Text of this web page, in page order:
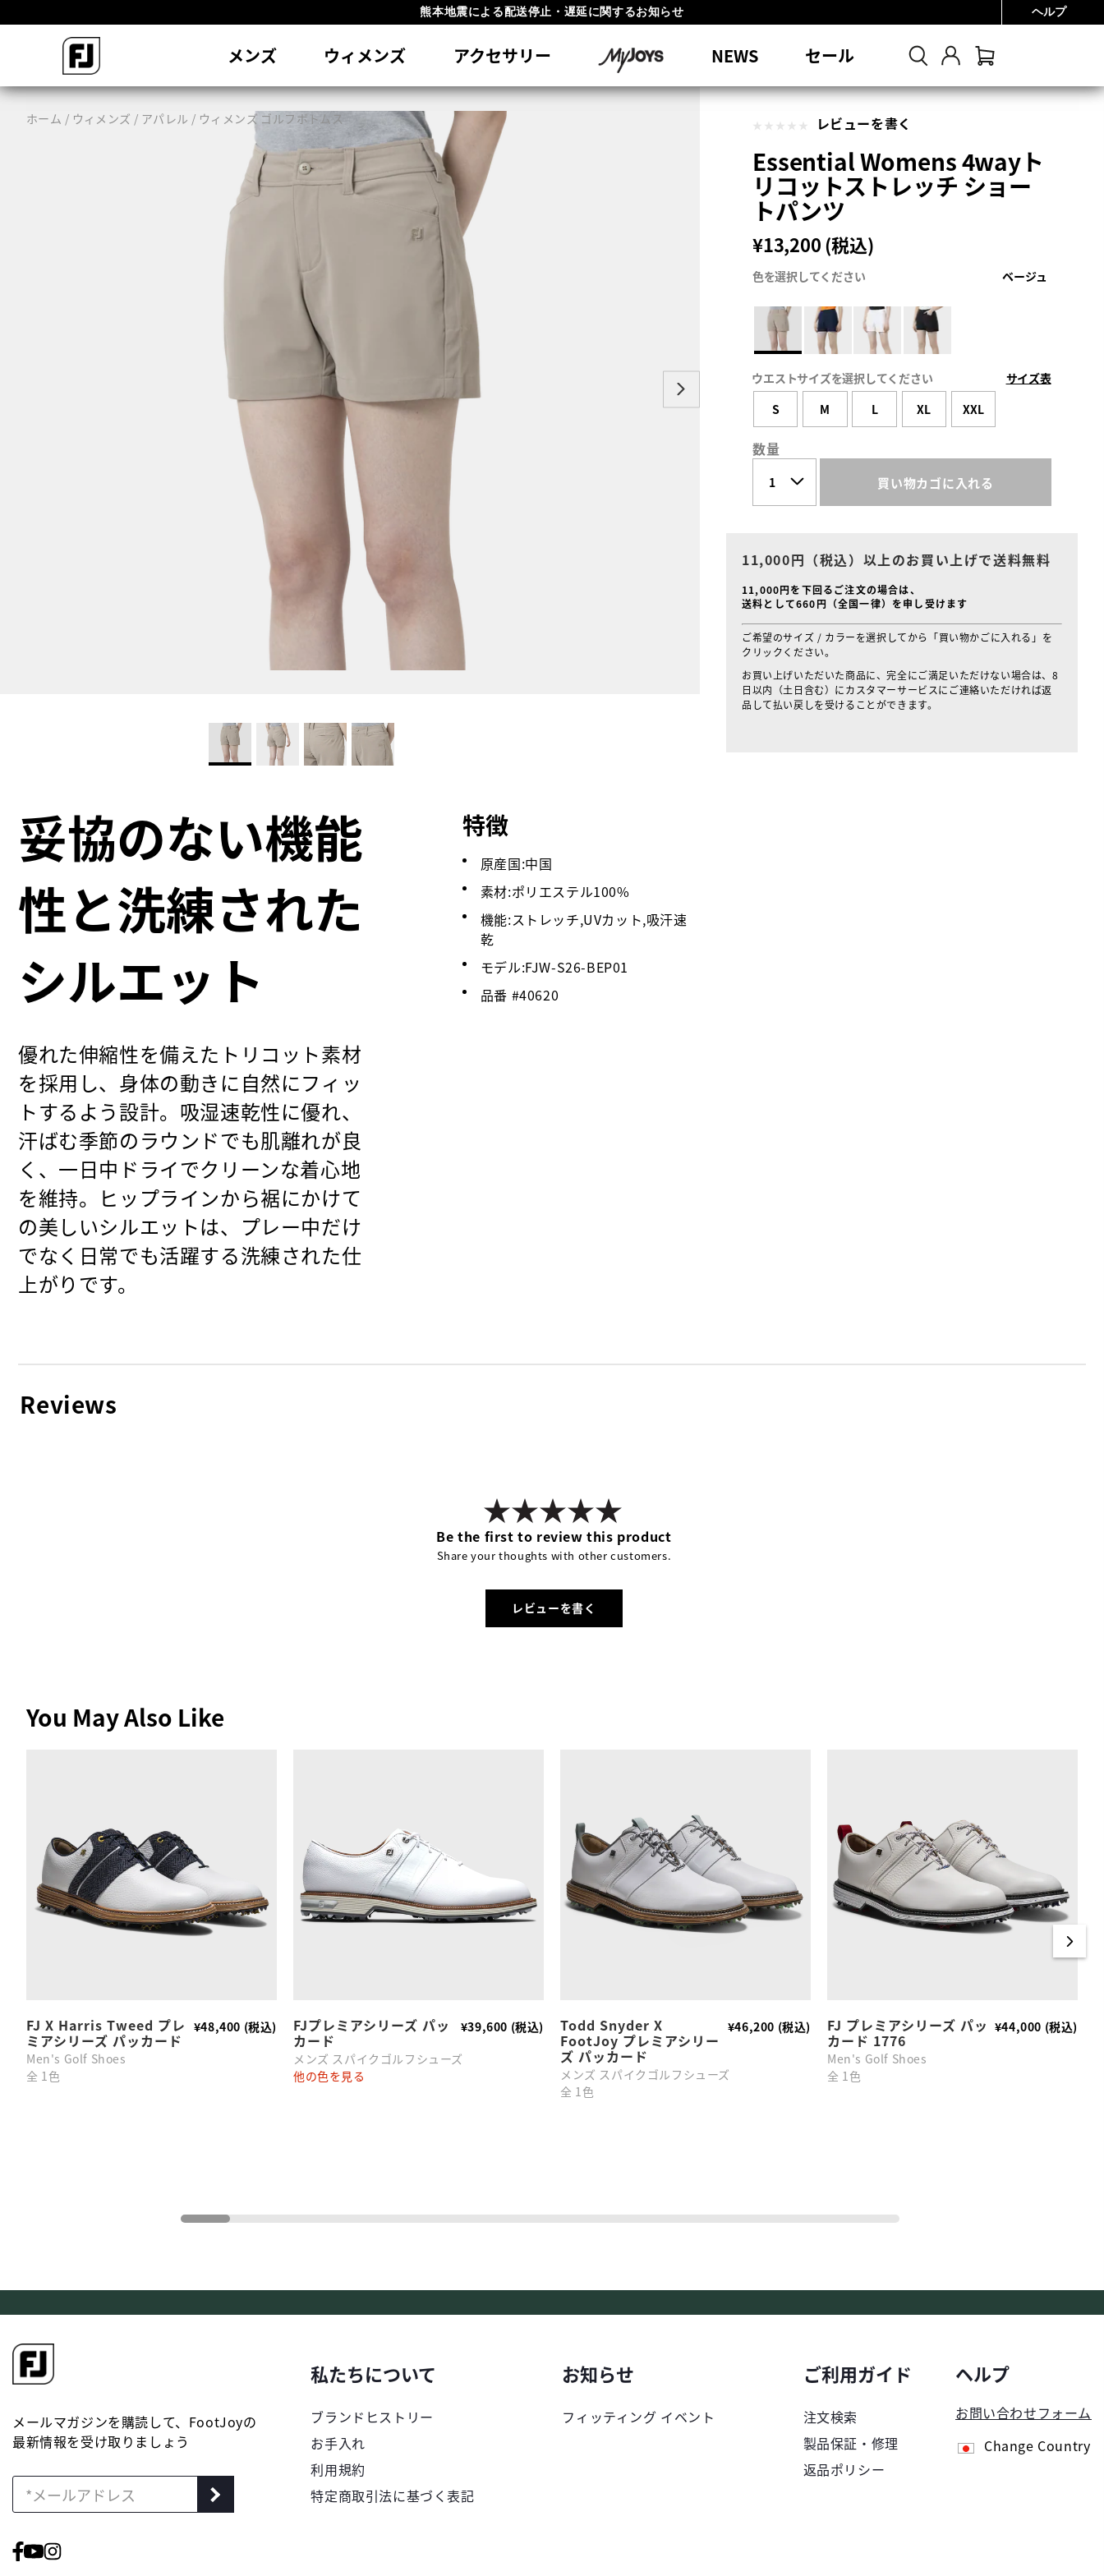
#1 SHOE IN GOLF #1 GLOVE IN GOLF
ヘルプ
メンズ ウィメンズ アクセサリー NEWS セール
ホーム ウィメンズ アパレル ウィメンズ ゴルフボトムス レビューを書く
Essential Womens 4wayト
リコットストレッチ ショー
トパンツ
¥13,200 (税込)
色を選択してください ベージュ
ウエストサイズを選択してください
サイズ表
S
M L XL XXL
数量
買い物カゴに入れる
11,000円（税込）以上のお買い上げで送料無料
11,000円を下回るご注文の場合は、
送料として660円（全国一律）を申し受けます
ご希望のサイズ / カラーを選択してから「買い物かごに入れる」を
クリックください。
お買い上げいただいた商品に、完全にご満足いただけない場合は、8
日以内（土日含む）にカスタマーサービスにご連絡いただければ返
品して払い戻しを受けることができます。
妥協のない機能
性と洗練された
シルエット
優れた伸縮性を備えたトリコット素材
を採用し、身体の動きに自然にフィッ
トするよう設計。吸湿速乾性に優れ、
汗ばむ季節のラウンドでも肌離れが良
く、一日中ドライでクリーンな着心地
を維持。ヒップラインから裾にかけて
の美しいシルエットは、プレー中だけ
でなく日常でも活躍する洗練された仕
上がりです。
特徴
原産国:中国
素材:ポリエステル100%
機能:ストレッチ,UVカット,吸汗速
乾
モデル:FJW-S26-BEP01
品番 #40620
Reviews
Be the first to review this product
Share your thoughts with other customers.
レビューを書く
You May Also Like
FJ X Harris Tweed プレ
ミアシリーズ パッカード
Men's Golf Shoes
¥48,400 (税込)
全 1色
FJプレミアシリーズ パッ
カード
メンズ スパイクゴルフシューズ
¥39,600 (税込)
他の色を見る
Todd Snyder X
FootJoy プレミアシリー
ズ パッカード
メンズ スパイクゴルフシューズ
¥46,200 (税込)
全 1色
FJ プレミアシリーズ パッ
カード 1776
Men's Golf Shoes
¥44,000 (税込)
全 1色
メールマガジンを購読して、FootJoyの
最新情報を受け取りましょう
私たちについて
ブランドヒストリー
お手入れ
利用規約
特定商取引法に基づく表記
お知らせ
フィッティング イベント
ご利用ガイド
注文検索
製品保証・修理
返品ポリシー
ヘルプ
お問い合わせフォーム
Change Country